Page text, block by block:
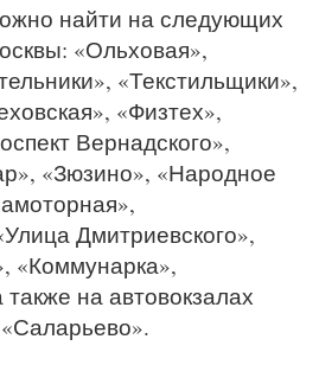
найти на следующих
«Ольховая»,
«Текстильщики»,
«Физтех»,
Вернадского»,
«Зюзино», «Народное
Дмитриевского»,
«Коммунарка»,
на автовокзалах